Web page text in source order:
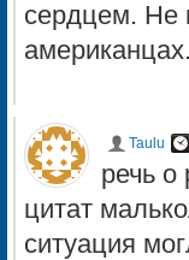
сердцем. Не
американцах.
Taulu
речь о
цитат
ситуация